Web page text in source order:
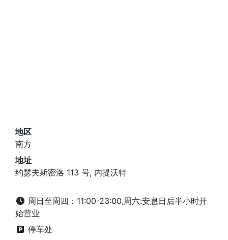
地区
南方
地址
约瑟夫斯密洛 113 号, 内提沃特
周日至周四：11:00-23:00,周六:安息日后半小时开
始营业
停车处